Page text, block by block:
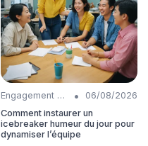
Engagement collaborateurs •
06/08/2026
Comment instaurer un
icebreaker humeur du jour pour
dynamiser l’équipe